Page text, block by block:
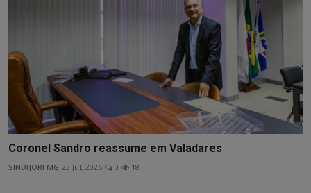
Coronel Sandro reassume em Valadares
SINDIJORI MG 23 Jul, 2026 0 18